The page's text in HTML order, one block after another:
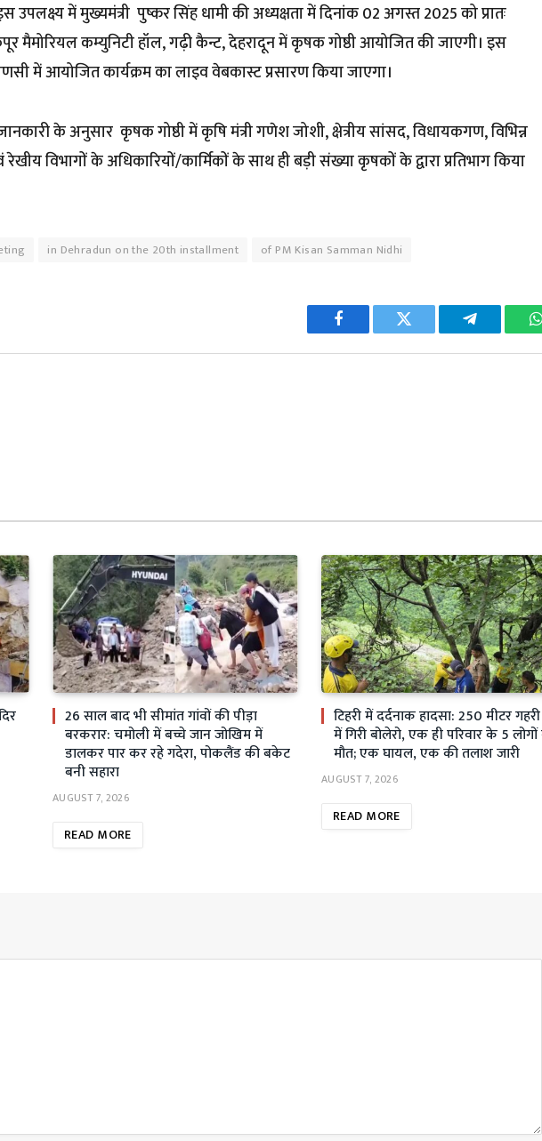
उपलक्ष्य में मुख्यमंत्री पुष्कर सिंह धामी की अध्यक्षता में दिनांक 02 अगस्त 2025 को प्रातः
मैमोरियल कम्युनिटी हॉल, गढ़ी कैन्ट, देहरादून में कृषक गोष्ठी आयोजित की जाएगी। इस
में आयोजित कार्यक्रम का लाइव वेबकास्ट प्रसारण किया जाएगा।
जानकारी के अनुसार कृषक गोष्ठी में कृषि मंत्री गणेश जोशी, क्षेत्रीय सांसद, विधायकगण, विभिन्न
रेखीय विभागों के अधिकारियों/कार्मिकों के साथ ही बड़ी संख्या कृषकों के द्वारा प्रतिभाग किया
in Dehradun on the 20th installment of PM Kisan Samman Nidhi
Facebook Twitter Telegram
26 साल बाद भी सीमांत गांवों की पीड़ा
बरकरार: चमोली में बच्चे जान जोखिम में
डालकर पार कर रहे गदेरा, पोकलैंड की बकेट
बनी सहारा
AUGUST 7, 2026
READ MORE
टिहरी में दर्दनाक हादसा: 250 मीटर
में गिरी बोलेरो, एक ही परिवार के 5
मौत; एक घायल, एक की तलाश जारी
AUGUST 7, 2026
READ MORE